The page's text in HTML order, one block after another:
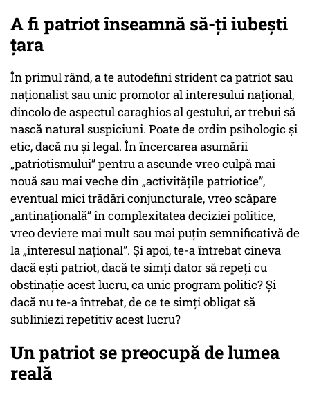
A fi patriot înseamnă să-ți iubești
țara
În primul rând, a te autodefini strident ca patriot sau
naționalist sau unic promotor al interesului național,
dincolo de aspectul caraghios al gestului, ar trebui să
nască natural suspiciuni. Poate de ordin psihologic și
etic, dacă nu și legal. În încercarea asumării
„patriotismului” pentru a ascunde vreo culpă mai
nouă sau mai veche din „activitățile patriotice”,
eventual mici trădări conjuncturale, vreo scăpare
„antinațională” în complexitatea deciziei politice,
vreo deviere mai mult sau mai puțin semnificativă de
la „interesul național”. Și apoi, te-a întrebat cineva
dacă ești patriot, dacă te simți dator să repeți cu
obstinație acest lucru, ca unic program politic? Și
dacă nu te-a întrebat, de ce te simți obligat să
subliniezi repetitiv acest lucru?
Un patriot se preocupă de lumea
reală